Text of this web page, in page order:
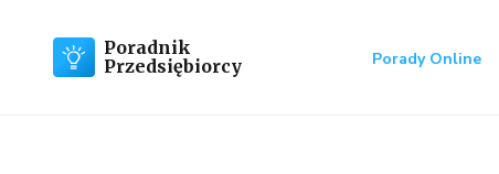
Poradnik
Przedsiębiorcy
Porady Online